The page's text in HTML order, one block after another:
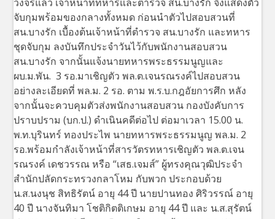
จับกุมพร้อมของกลางทั้งหมด ก่อนนำตัวไปสอบสวนที่
สน.บางรัก เบื้องต้นเจ้าหน้าที่ตำรวจ สน.บางรัก และทหาร
ชุดจับกุม ลงบันทึกประจำวันไว้กับพนักงานสอบสวน
สน.บางรัก จากนั้นแจ้งนายทหารพระธรรมนูญและ
ผบ.ม.พัน. 3 รอ.มาเชิญตัว พล.ต.เจนรณรงค์ไปสอบสวน
อย่างละเอียดที่ พล.ม. 2 รอ. ตาม พ.ร.บ.กฎอัยการศึก หลัง
จากนั้นจะควบคุมตัวส่งพนักงานสอบสวน กองบังคับการ
ปราบปราม (บก.ป.) ดำเนินคดีต่อไป ต่อมาเวลา 15.00 น.
พ.ท.บุรินทร์ ทองประไพ นายทหารพระธรรมนูญ พล.ม. 2
รอ.พร้อมกำลังเจ้าหน้าที่สารวัตรทหารเชิญตัว พล.ต.เจน
รณรงค์ เดชวรรณ หรือ “เสธ.เจมส์” ผู้ทรงคุณวุฒิประจำ
สำนักปลัดกระทรวงกลาโหม กับพวก ประกอบด้วย
น.ส.นงนุช สิทธิรัตน์ อายุ 44 ปี นายปานทอง ศิริวรรณ์ อายุ
40 ปี นางจันทิมา โชติกิตติเกษม อายุ 44 ปี และ น.ส.สุรัตน์